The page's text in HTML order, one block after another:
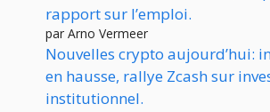
rapport sur l’emploi.
par Arno Vermeer
Nouvelles crypto aujourd’hui:
en hausse, rallye Zcash sur
institutionnel.